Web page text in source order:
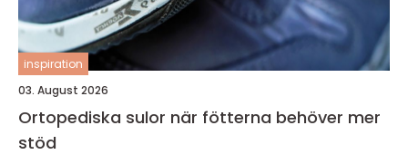
inspiration
03. August 2026
Ortopediska sulor när fötterna behöver mer
stöd